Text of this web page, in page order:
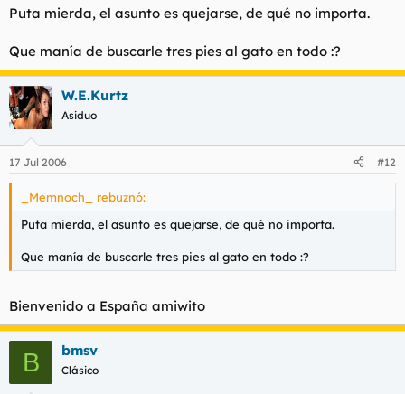
Puta mierda, el asunto es quejarse, de qué no importa.
Que manía de buscarle tres pies al gato en todo :?
W.E.Kurtz
Asiduo
17 Jul 2006 #12
_Memnoch_ rebuznó:
Puta mierda, el asunto es quejarse, de qué no importa.
Que manía de buscarle tres pies al gato en todo :?
Bienvenido a España amiwito
B bmsv
Clásico